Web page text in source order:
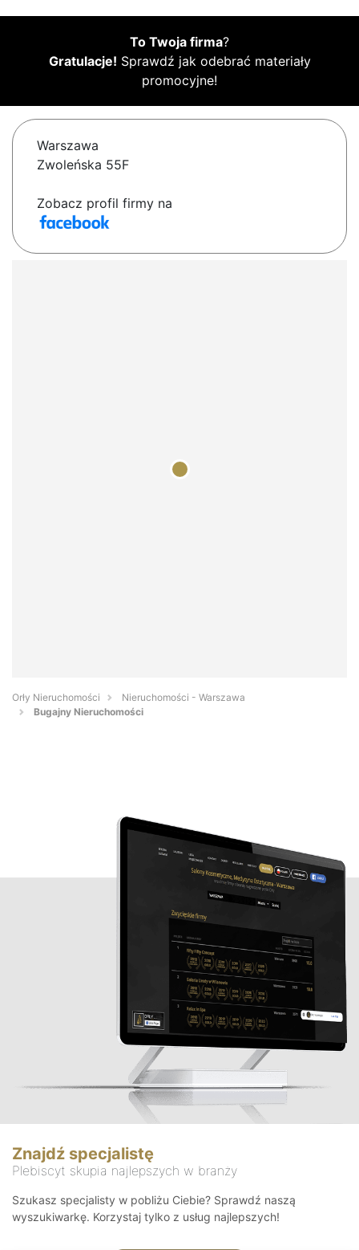
To Twoja firma?
Gratulacje! Sprawdź jak odebrać materiały
promocyjne!
Warszawa
Zwoleńska 55F
Zobacz profil firmy na
Orły Nieruchomości
Nieruchomości - Warszawa
Bugajny Nieruchomości
Znajdź specjalistę
Plebiscyt skupia najlepszych w branży
Szukasz specjalisty w pobliżu Ciebie? Sprawdź naszą
wyszukiwarkę. Korzystaj tylko z usług najlepszych!